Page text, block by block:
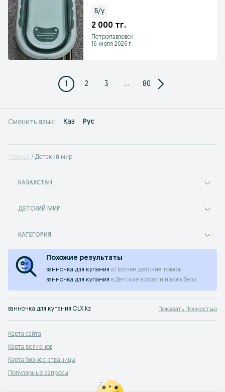
Б/у
2 000 тг.
Петропавловск
16 июля 2026 г.
1 2 3 ... 80
Сменить язык: Қаз Рус
Главная Детский мир
КАЗАХСТАН
ДЕТСКИЙ МИР
КАТЕГОРИЯ
Похожие результаты
ванночка для купания в
Прочие детские товары
ванночка для купания в Детские кровати и колыбели
ванночка для купания OLX.kz Показать Полностью
Карта сайта
Карта регионов
Карта бизнес-страницы
Популярные запросы